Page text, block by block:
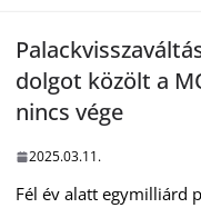
dolgot közölt a
nincs vége
2025.03.11.
Fél év alatt egymilliárd